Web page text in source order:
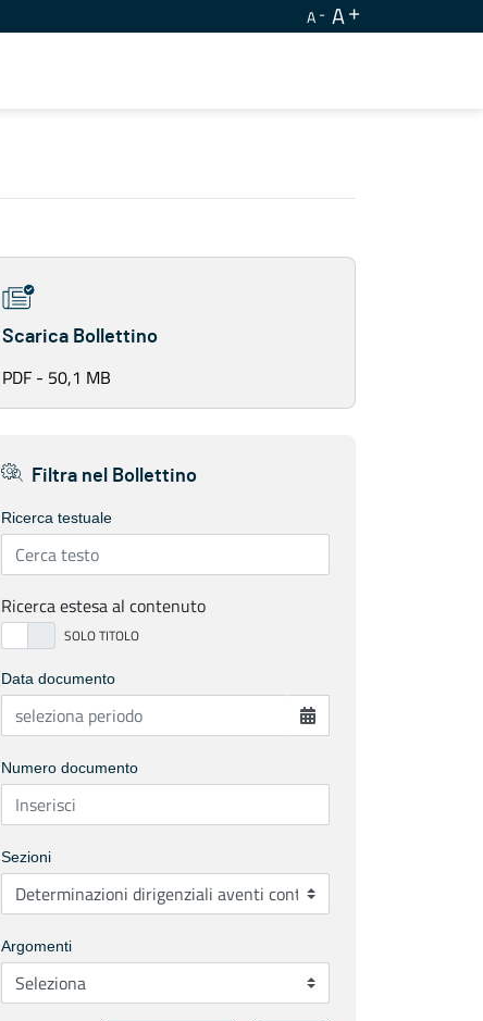
A A
Scarica Bollettino
PDF - 50,1 MB
Filtra nel Bollettino
Ricerca testuale
Ricerca estesa al contenuto
Data documento
Numero documento
Sezioni
Argomenti